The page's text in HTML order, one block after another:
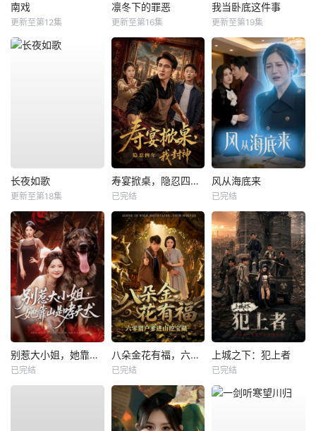
南戏
更新至第12集
凛冬下的罪恶
更新至第16集
我当卧底这件事
更新至第19集
长夜如歌
更新至第18集
寿宴掀桌，隐忍四年我封神
已完结
风从海底来
已完结
别惹大小姐，她靠山是哮天犬
已完结
八朵金花有福，六零猎户爹进山挖宝藏
已完结
上城之下：犯上者
已完结